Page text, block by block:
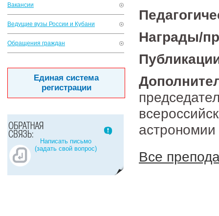
Вакансии
Ведущие вузы России и Кубани
Обращения граждан
Единая система
регистрации
Написать письмо
(задать свой вопрос)
Награды/
астрономии
Все